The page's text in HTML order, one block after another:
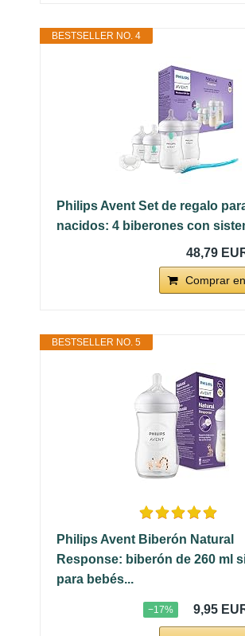
BESTSELLER NO. 4
Philips Avent Set de regalo
nacidos: 4 biberones con
48,79
Comprar
BESTSELLER NO. 5
Philips Avent Biberón Natural
Response: biberón de 260 ml
para bebés...
−17% 9,95